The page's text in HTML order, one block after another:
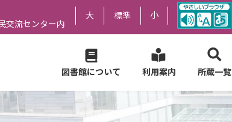
交流センター内
大 標準 小
図書館について 利用案内 所蔵一覧